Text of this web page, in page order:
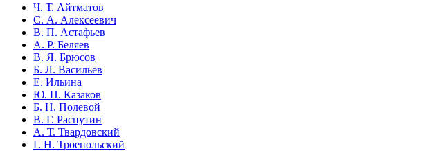
Ч. Т. Айтматов
С. А. Алексеевич
В. П. Астафьев
А. Р. Беляев
В. Я. Брюсов
Б. Л. Васильев
Е. Ильина
Ю. П. Казаков
Б. Н. Полевой
В. Г. Распутин
А. Т. Твардовский
Г. Н. Троепольский